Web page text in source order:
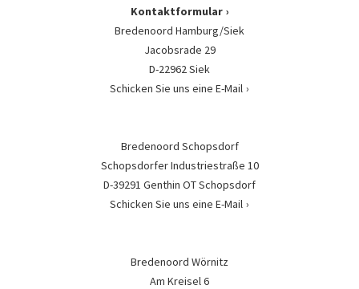
Kontaktformular
Bredenoord Hamburg/Siek
Jacobsrade 29
D-22962 Siek
Schicken Sie uns eine E-Mail
Bredenoord Schopsdorf
Schopsdorfer Industriestraße 10
D-39291 Genthin OT Schopsdorf
Schicken Sie uns eine E-Mail
Bredenoord Wörnitz
Am Kreisel 6